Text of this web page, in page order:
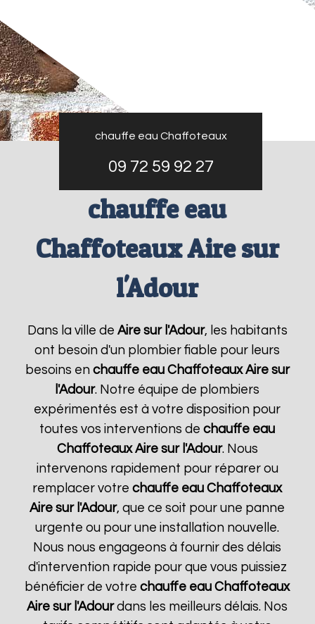
chauffe eau Chaffoteaux
09 72 59 92 27
chauffe eau
Chaffoteaux Aire sur
l'Adour
Dans la ville de Aire sur l'Adour, les habitants
ont besoin d'un plombier fiable pour leurs
besoins en chauffe eau Chaffoteaux Aire sur
l'Adour. Notre équipe de plombiers
expérimentés est à votre disposition pour
toutes vos interventions dechauffe eau
Chaffoteaux Aire sur l'Adour. Nous
intervenons rapidement pour réparer ou
remplacer votrechauffe eau Chaffoteaux
Aire sur l'Adour, que ce soit pour une panne
urgente ou pour une installation nouvelle.
Nous nous engageons à fournir des délais
d'intervention rapide pour que vous puissiez
bénéficier de votrechauffe eau Chaffoteaux
Aire sur l'Adourdans les meilleurs délais. Nos